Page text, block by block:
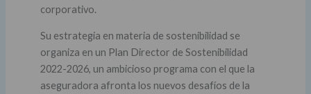
corporativo.
Su estrategia en materia de sostenibilidad se
organiza en un Plan Director de Sostenibilidad
2022-2026, un ambicioso programa con el que la
aseguradora afronta los nuevos desafíos de la